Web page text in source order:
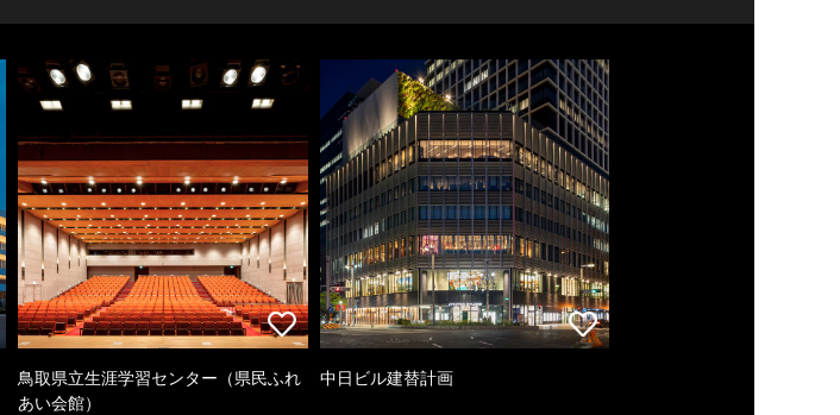
鳥取県立生涯学習センター（県民ふれ
あい会館）
中日ビル建替計画